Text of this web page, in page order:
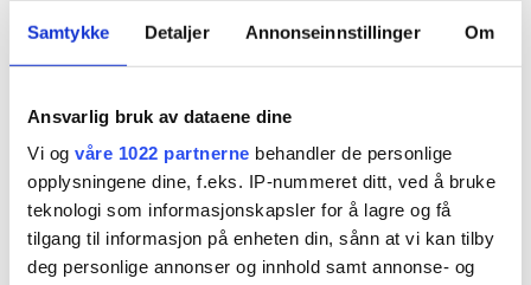
Samtykke Detaljer Annonseinnstillinger Om
Ansvarlig bruk av dataene dine
Vi og våre 1022 partnerne behandler de personlige
opplysningene dine, f.eks. IP-nummeret ditt, ved å bruke
teknologi som informasjonskapsler for å lagre og få
tilgang til informasjon på enheten din, sånn at vi kan tilby
deg personlige annonser og innhold samt annonse- og
Nyttårskonsert for tredje